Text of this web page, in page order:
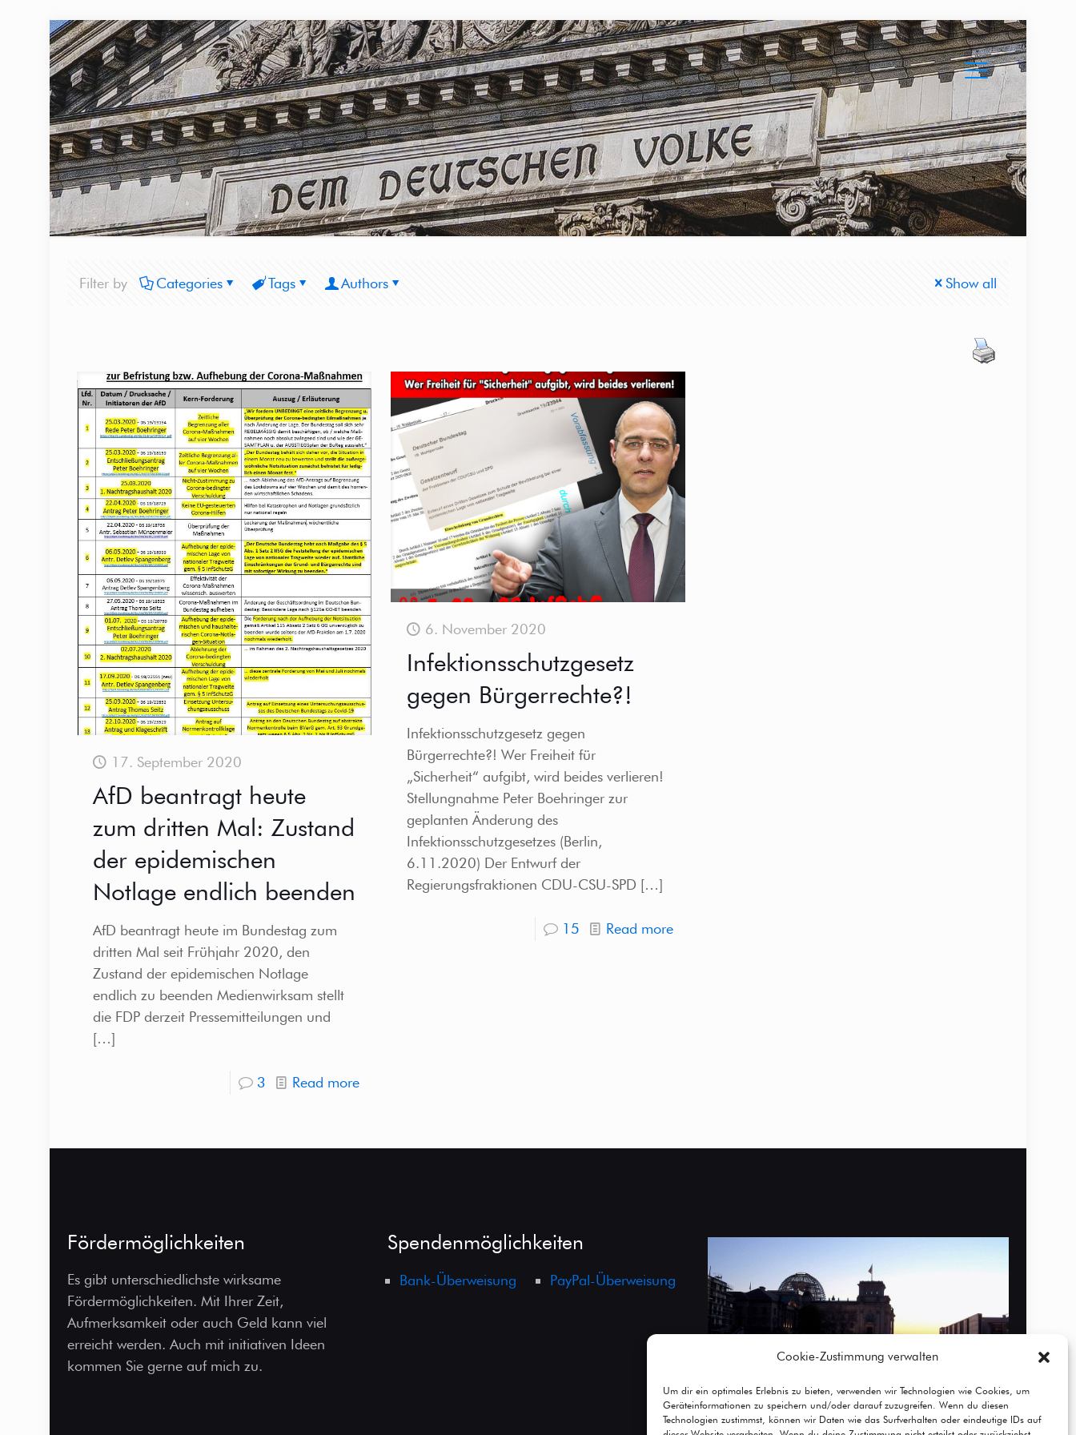
Cookie-Zustimmung verwalten
Um dir ein optimales Erlebnis zu bieten, verwenden wir Technologien wie Cookies, um
Geräteinformationen zu speichern und/oder darauf zuzugreifen. Wenn du diesen
Technologien zustimmst, können wir Daten wie das Surfverhalten oder eindeutige IDs auf
Filter by Categories Tags Authors Show all
17. September 2020
AfD beantragt heute
zum dritten Mal: Zustand
der epidemischen
Notlage endlich beenden
AfD beantragt heute im Bundestag zum
dritten Mal seit Frühjahr 2020, den
Zustand der epidemischen Notlage
endlich zu beenden Medienwirksam stellt
die FDP derzeit Pressemitteilungen und
[…]
3 Read more
6. November 2020
Infektionsschutzgesetz
gegen Bürgerrechte?!
Infektionsschutzgesetz gegen
Bürgerrechte?! Wer Freiheit für
„Sicherheit“ aufgibt, wird beides verlieren!
Stellungnahme Peter Boehringer zur
geplanten Änderung des
Infektionsschutzgesetzes (Berlin,
6.11.2020) Der Entwurf der
Regierungsfraktionen CDU-CSU-SPD […]
15 Read more
Fördermöglichkeiten
Es gibt unterschiedlichste wirksame
Fördermöglichkeiten. Mit Ihrer Zeit,
Aufmerksamkeit oder auch Geld kann viel
erreicht werden. Auch mit initiativen Ideen
kommen Sie gerne auf mich zu.
Spendenmöglichkeiten
Bank-Überweisung PayPal-Überweisung